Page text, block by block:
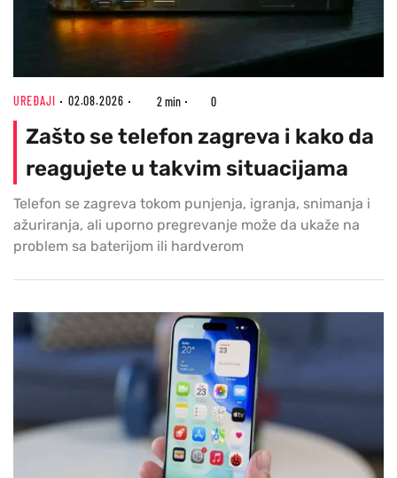
UREĐAJI 02.08.2026 2 min 0
Zašto se telefon zagreva i kako da
reagujete u takvim situacijama
Telefon se zagreva tokom punjenja, igranja, snimanja i
ažuriranja, ali uporno pregrevanje može da ukaže na
problem sa baterijom ili hardverom